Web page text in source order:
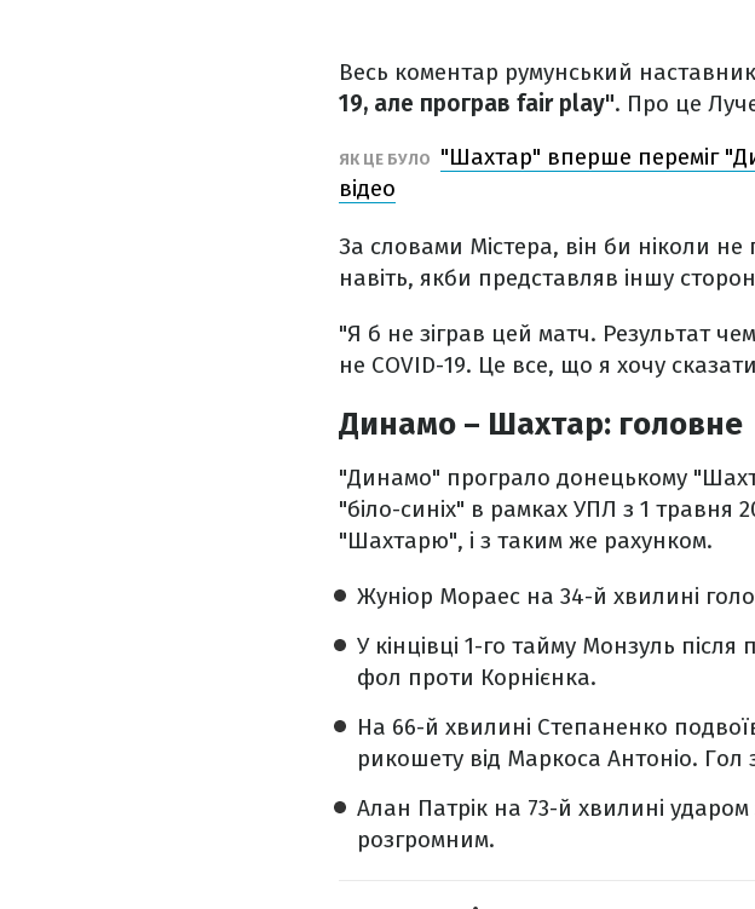
Весь коментар румунський
19, але програв fair play". Про це
ЯК ЦЕ БУЛО
"Шахтар" вперше переміг
відео
За словами Містера, він би ніколи
навіть, якби представляв іншу
"Я б не зіграв цей матч. Результат
не COVID-19. Це все, що я хочу
Динамо – Шахтар: головне
"Динамо" програло донецькому
"біло-синіх" в рамках УПЛ з 1 травня
"Шахтарю", і з таким же рахунком.
Жуніор Мораес на 34-й хвилині
У кінцівці 1-го тайму Монзуль
фол проти Корнієнка.
На 66-й хвилині Степаненко
рикошету від Маркоса Антоніо.
Алан Патрік на 73-й хвилині
розгромним.